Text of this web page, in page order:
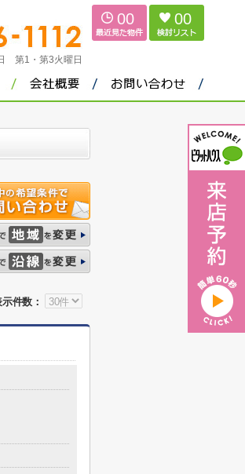
第1・第3火曜日
00 00
件数：